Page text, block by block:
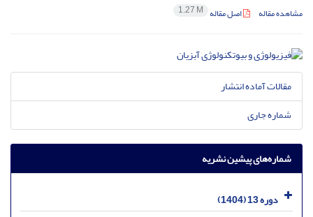
مشاهده مقاله اصل مقاله 1.27 M
مقالات آماده انتشار
شماره جاری
شماره‌های پیشین نشریه
دوره 13 (1404)